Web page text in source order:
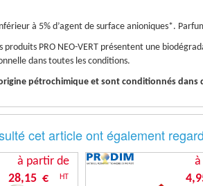
à 5% d’agent de surface anioniques*.
produits PRO NEO-VERT présentent une
dans toutes les conditions.
pétrochimique et sont conditionnés
cet article ont également
à partir de
28,15 €
HT